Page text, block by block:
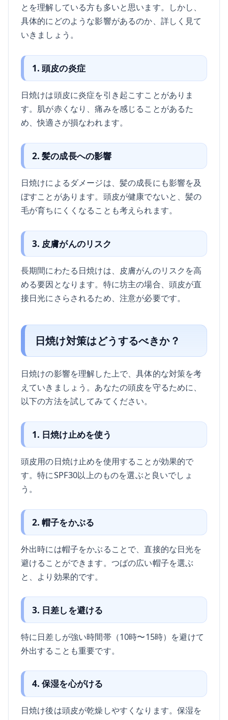
とを理解している方も多いと思います。しかし、
具体的にどのような影響があるのか、詳しく見て
いきましょう。
1. 頭皮の炎症
日焼けは頭皮に炎症を引き起こすことがありま
す。肌が赤くなり、痛みを感じることがあるた
め、快適さが損なわれます。
2. 髪の成長への影響
日焼けによるダメージは、髪の成長にも影響を及
ぼすことがあります。頭皮が健康でないと、髪の
毛が育ちにくくなることも考えられます。
3. 皮膚がんのリスク
長期間にわたる日焼けは、皮膚がんのリスクを高
める要因となります。特に坊主の場合、頭皮が直
接日光にさらされるため、注意が必要です。
日焼け対策はどうするべきか？
日焼けの影響を理解した上で、具体的な対策を考
えていきましょう。あなたの頭皮を守るために、
以下の方法を試してみてください。
1. 日焼け止めを使う
頭皮用の日焼け止めを使用することが効果的で
す。特にSPF30以上のものを選ぶと良いでしょ
う。
2. 帽子をかぶる
外出時には帽子をかぶることで、直接的な日光を
避けることができます。つばの広い帽子を選ぶ
と、より効果的です。
3. 日差しを避ける
特に日差しが強い時間帯（10時〜15時）を避けて
外出することも重要です。
4. 保湿を心がける
日焼け後は頭皮が乾燥しやすくなります。保湿を